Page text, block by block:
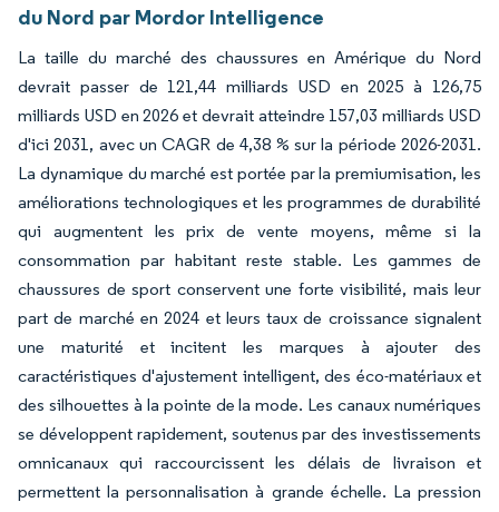
du Nord par Mordor Intelligence
La taille du marché des chaussures en Amérique du Nord
devrait passer de 121,44 milliards USD en 2025 à 126,75
milliards USD en 2026 et devrait atteindre 157,03 milliards USD
d'ici 2031, avec un CAGR de 4,38 % sur la période 2026-2031.
La dynamique du marché est portée par la premiumisation, les
améliorations technologiques et les programmes de durabilité
qui augmentent les prix de vente moyens, même si la
consommation par habitant reste stable. Les gammes de
chaussures de sport conservent une forte visibilité, mais leur
part de marché en 2024 et leurs taux de croissance signalent
une maturité et incitent les marques à ajouter des
caractéristiques d'ajustement intelligent, des éco-matériaux et
des silhouettes à la pointe de la mode. Les canaux numériques
se développent rapidement, soutenus par des investissements
omnicanaux qui raccourcissent les délais de livraison et
permettent la personnalisation à grande échelle. La pression